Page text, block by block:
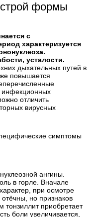
формы
с
характеризуется
усталости.
дыхательных путей в
повышается
инфекционных
отличить
вирусных
симптомы
ангины.
в горле. Вначале
при осмотре
но признаков
тонзиллит приобретает
боли увеличивается,